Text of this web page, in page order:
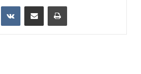
VKontakteE-Posta ile paylaş Yazdır
Professional Modellerinde Sıfır
Kredi